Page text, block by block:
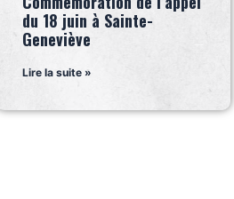
du 18 juin à Sainte-
Geneviève
Lire la suite »